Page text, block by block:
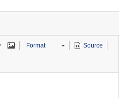
Format Source